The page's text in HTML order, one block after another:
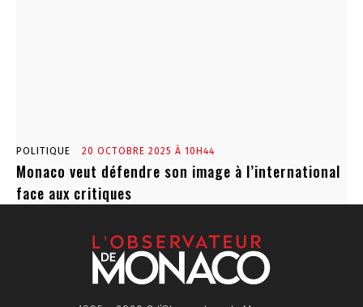
POLITIQUE 20 OCTOBRE 2025 À 10H44
Monaco veut défendre son image à l’international
face aux critiques